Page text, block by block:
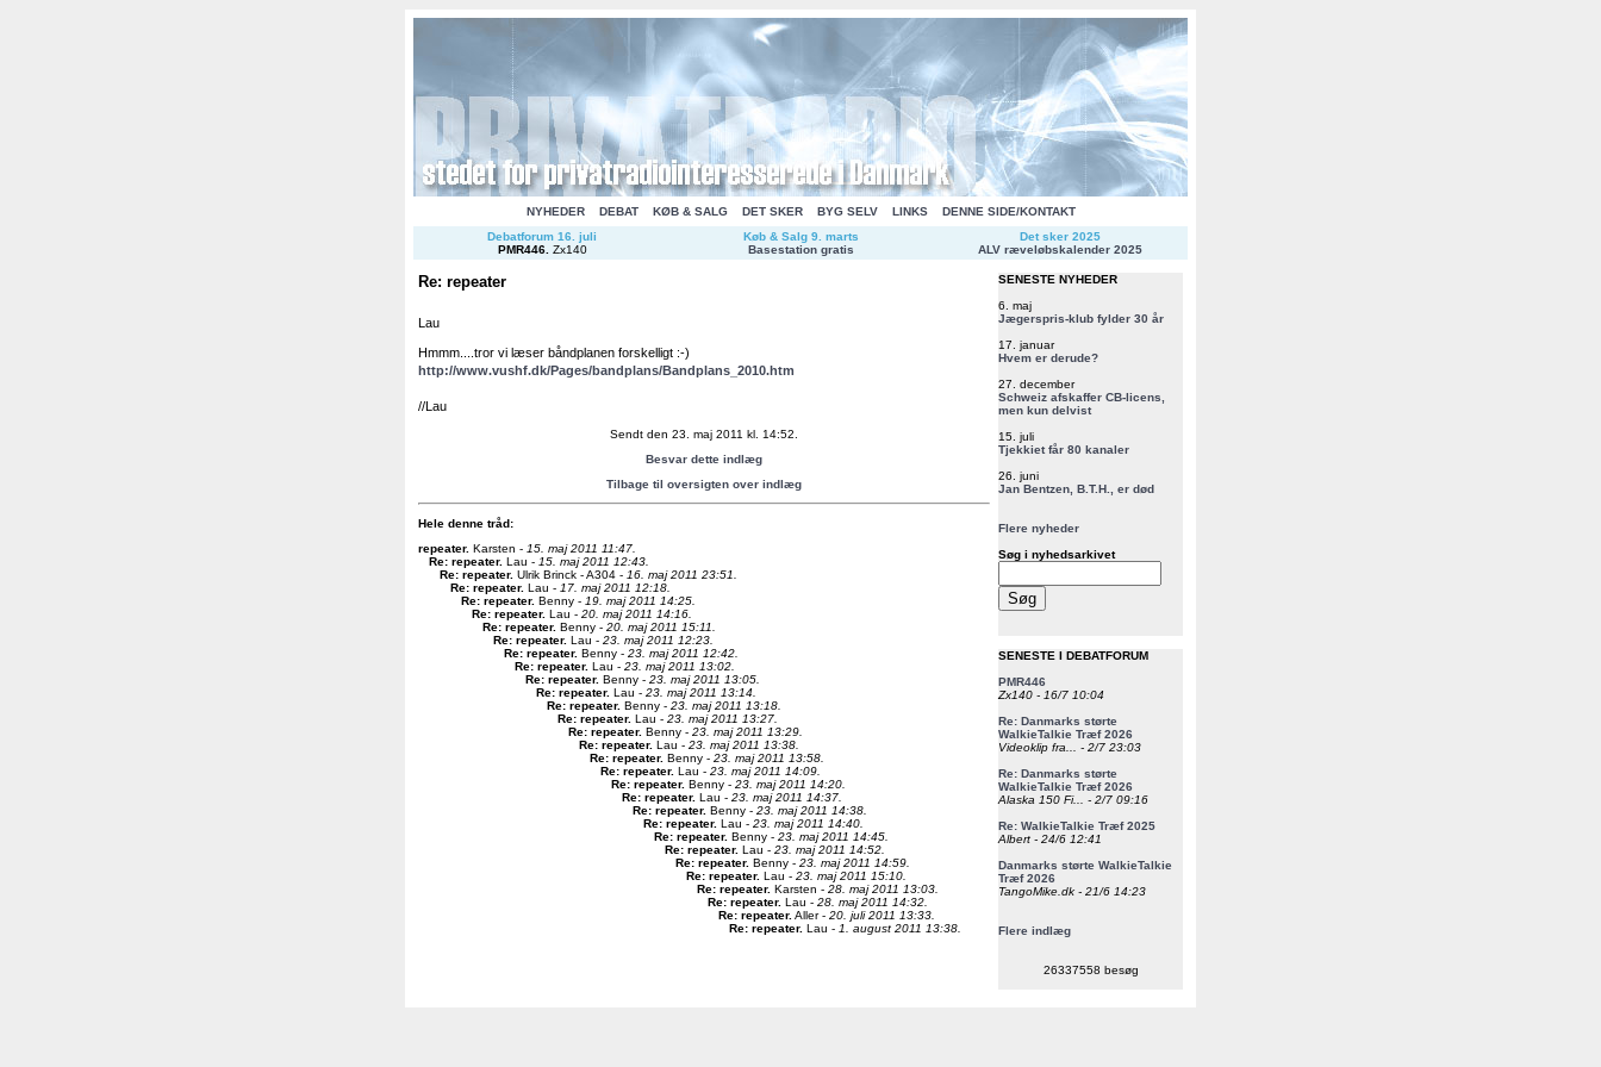
NYHEDER DEBAT KØB & SALG DET SKER BYG SELV LINKS
DENNE SIDE/KONTAKT
Debatforum 16. juli
PMR446. Zx140
Køb & Salg 9. marts
Basestation gratis
Det sker 2025
ALV ræveløbskalender 2025
Re: repeater
Lau
Hmmm....tror vi læser båndplanen forskelligt :-)
http://www.vushf.dk/Pages/bandplans/Bandplans_2010.htm
//Lau
Sendt den 23. maj 2011 kl. 14:52.
Besvar dette indlæg
Tilbage til oversigten over indlæg
Hele denne tråd:
repeater. Karsten - 15. maj 2011 11:47.
Re: repeater. Lau - 15. maj 2011 12:43.
Re: repeater. Ulrik Brinck - A304 - 16. maj 2011 23:51.
Re: repeater. Lau - 17. maj 2011 12:18.
Re: repeater. Benny - 19. maj 2011 14:25.
Re: repeater. Lau - 20. maj 2011 14:16.
Re: repeater. Benny - 20. maj 2011 15:11.
Re: repeater. Lau - 23. maj 2011 12:23.
Re: repeater. Benny - 23. maj 2011 12:42.
Re: repeater. Lau - 23. maj 2011 13:02.
Re: repeater. Benny - 23. maj 2011 13:05.
Re: repeater. Lau - 23. maj 2011 13:14.
Re: repeater. Benny - 23. maj 2011 13:18.
Re: repeater. Lau - 23. maj 2011 13:27.
Re: repeater. Benny - 23. maj 2011 13:29.
Re: repeater. Lau - 23. maj 2011 13:38.
Re: repeater. Benny - 23. maj 2011 13:58.
Re: repeater. Lau - 23. maj 2011 14:09.
Re: repeater. Benny - 23. maj 2011 14:20.
Re: repeater. Lau - 23. maj 2011 14:37.
Re: repeater. Benny - 23. maj 2011 14:38.
Re: repeater. Lau - 23. maj 2011 14:40.
Re: repeater. Benny - 23. maj 2011 14:45.
Re: repeater. Lau - 23. maj 2011 14:52.
Re: repeater. Benny - 23. maj 2011 14:59.
Re: repeater. Lau - 23. maj 2011 15:10.
Re: repeater. Karsten - 28. maj 2011 13:03.
Re: repeater. Lau - 28. maj 2011 14:32.
Re: repeater. Aller - 20. juli 2011 13:33.
Re: repeater. Lau - 1. august 2011 13:38.
SENESTE NYHEDER
6. maj
Jægerspris-klub fylder 30 år
17. januar
Hvem er derude?
27. december
Schweiz afskaffer CB-licens,
men kun delvist
15. juli
Tjekkiet får 80 kanaler
26. juni
Jan Bentzen, B.T.H., er død
Flere nyheder
Søg i nyhedsarkivet
SENESTE I DEBATFORUM
PMR446
Zx140 - 16/7 10:04
Re: Danmarks størte
WalkieTalkie Træf 2026
Videoklip fra... - 2/7 23:03
Re: Danmarks størte
WalkieTalkie Træf 2026
Alaska 150 Fi... - 2/7 09:16
Re: WalkieTalkie Træf 2025
Albert - 24/6 12:41
Danmarks størte WalkieTalkie
Træf 2026
TangoMike.dk - 21/6 14:23
Flere indlæg
26337558 besøg